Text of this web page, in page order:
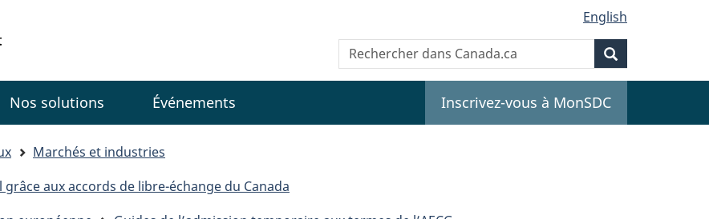
du
simplifiée
English
Canada
Recherche
Rechercher
dans
Canada.ca
Nos solutions Événements Inscrivez-vous à MonSDC
Marchés et industries
aux accords de libre-échange du Canada